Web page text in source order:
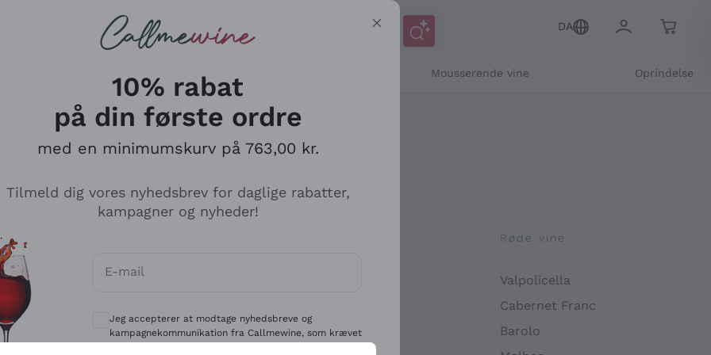
DA
Mousserende vine Oprindelse
Antinori
Ca' del Bosco
Gavi
Røde vine
Valpolicella
Cabernet Franc
Barolo
10% rabat
på din første ordre
med en minimumskurv på 763,00 kr.
Tilmeld dig vores nyhedsbrev for daglige rabatter,
kampagner og nyheder!
E-mail
Valgfrie samtykker for at modtage kommunikation og personlige tilbud
Jeg accepterer at modtage nyhedsbreve og
kampagnekommunikation fra Callmewine, som krævet